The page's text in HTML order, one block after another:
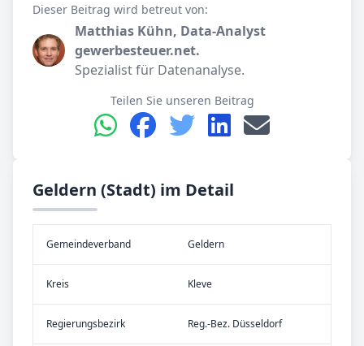
Dieser Beitrag wird betreut von:
Matthias Kühn, Data-Analyst
gewerbesteuer.net.
Spezialist für Datenanalyse.
Teilen Sie unseren Beitrag
Geldern (Stadt) im Detail
Gemeinde­verband Geldern
Kreis Kleve
Re­gier­ungs­bezirk Reg.-Bez. Düsseldorf